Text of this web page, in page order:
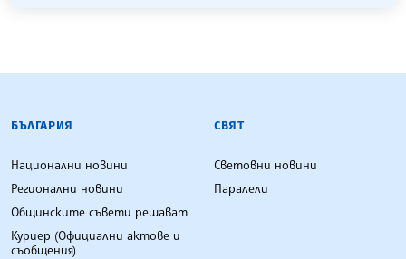
БЪЛГАРСКА ТЕЛЕГРАФНА АГЕНЦИЯ
БЪЛГАРИЯ
Национални новини
Регионални новини
Общинските съвети решават
Куриер (Официални актове и
съобщения)
СВЯТ
Световни новини
Паралели